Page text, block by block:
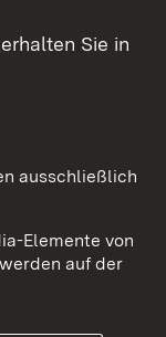
Sie in
ausschließlich
Elemente von
auf der